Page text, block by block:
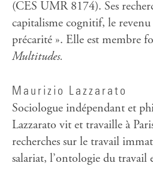
(CES UMR 8174). Ses
capitalisme cognitif, le
précarité ». Elle est membre
Multitudes.
Maurizio Lazzarato
Sociologue indépendant et
Lazzarato vit et travaille à
recherches sur le travail
salariat, l’ontologie du travail